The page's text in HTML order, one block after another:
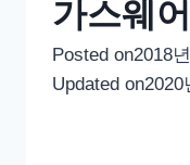
가스웨
Posted on2018
Updated on2020